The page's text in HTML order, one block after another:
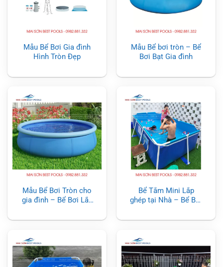
Mẫu Bể Bơi Gia đình
Hình Tròn Đẹp
Mẫu Bể bơi tròn – Bể
Bơi Bạt Gia đình
Mẫu Bể Bơi Tròn cho
gia đình – Bể Bơi Lắp
Bể Tắm Mini Lắp
ghép tại Nhà – Bể Bơi